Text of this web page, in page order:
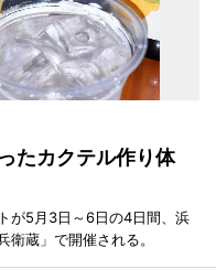
たカクテル作り体
が5月3日～6日の4日間、浜
蔵」で開催される。